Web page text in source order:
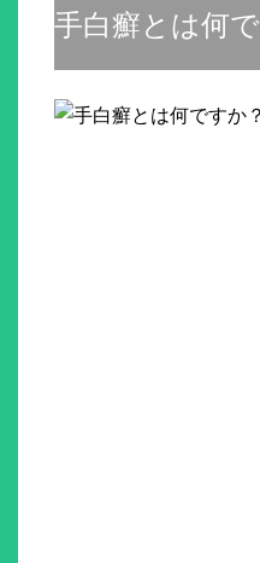
手白癬とは何